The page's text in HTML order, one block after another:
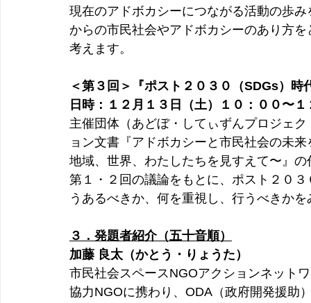
現在のアドボカシーにつながる活動の歩
からの市民社会やアドボカシーのあり方
考えます。
＜第３回＞『ポスト２０３０（SDGs）時
日時：１２月１３日（土）１０：００〜１
主催団体（あどぼ・してぃずんプロジェ
ョン文書『アドボカシーと市民社会の未
地域、世界、わたしたちを見すえて〜』
第１・２回の議論をもとに、ポスト２０
うあるべきか、何を重視し、行うべきか
３．発題者紹介（五十音順）
加藤 良太（かとう・りょうた）
市民社会スペースNGOアクションネット
協力NGOに携わり、ODA（政府開発援助